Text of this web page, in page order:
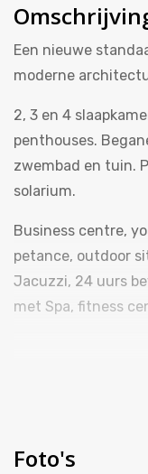
Een nieuwe
moderne
2, 3 en 4
penthouses.
zwembad en tuin.
solarium.
Business centre,
petance, outdoor
Jacuzzi, 24 uurs
met Spa, fitness
Foto's